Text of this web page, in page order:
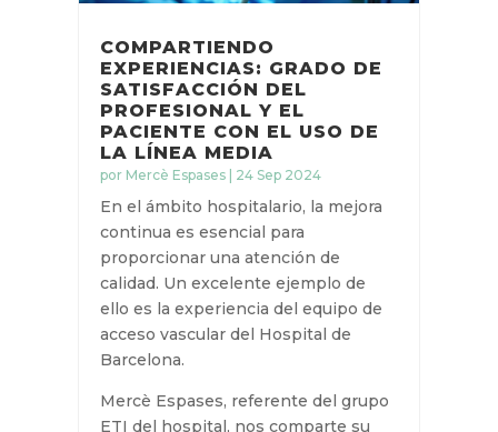
COMPARTIENDO
EXPERIENCIAS: GRADO DE
SATISFACCIÓN DEL
PROFESIONAL Y EL
PACIENTE CON EL USO DE
LA LÍNEA MEDIA
porMercè Espases|24 Sep 2024
En el ámbito hospitalario, la mejora
continua es esencial para
proporcionar una atención de
calidad. Un excelente ejemplo de